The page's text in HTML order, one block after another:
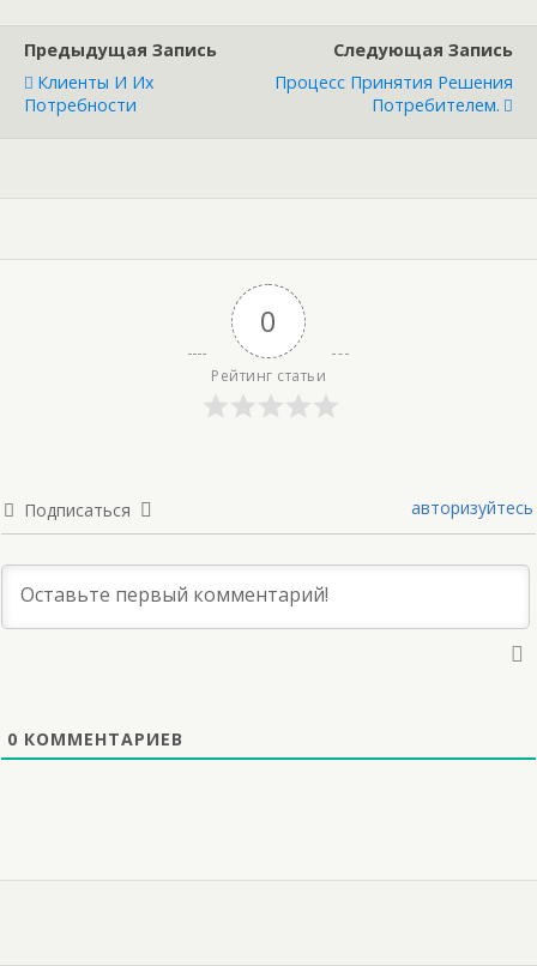
Предыдущая Запись
Клиенты И Их
Потребности
Следующая Запись
Процесс Принятия Решения
Потребителем.
0
Рейтинг статьи
Подписаться авторизуйтесь
0 КОММЕНТАРИЕВ